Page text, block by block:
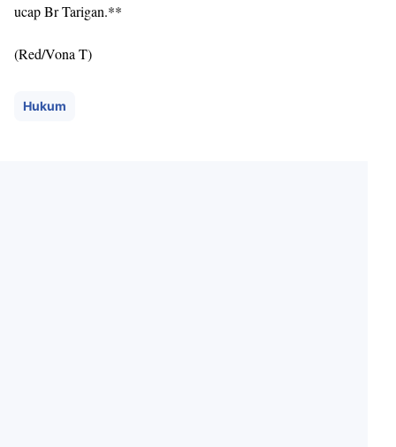
ucap Br Tarigan.**
(Red/Vona T)
Hukum